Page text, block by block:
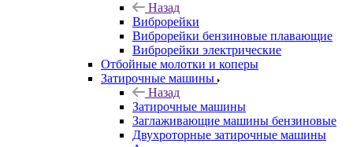
Назад
Виброрейки
Виброрейки бензиновые плавающие
Виброрейки электрические
Отбойные молотки и коперы
Затирочные машины
Назад
Затирочные машины
Заглаживающие машины бензиновые
Двухроторные затирочные машины